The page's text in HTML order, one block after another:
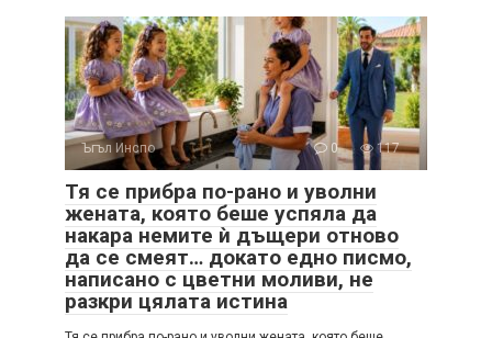
Ъгъл Инспо 0 117
Тя се прибра по-рано и уволни
жената, която беше успяла да
накара немите ѝ дъщери отново
да се смеят… докато едно писмо,
написано с цветни моливи, не
разкри цялата истина